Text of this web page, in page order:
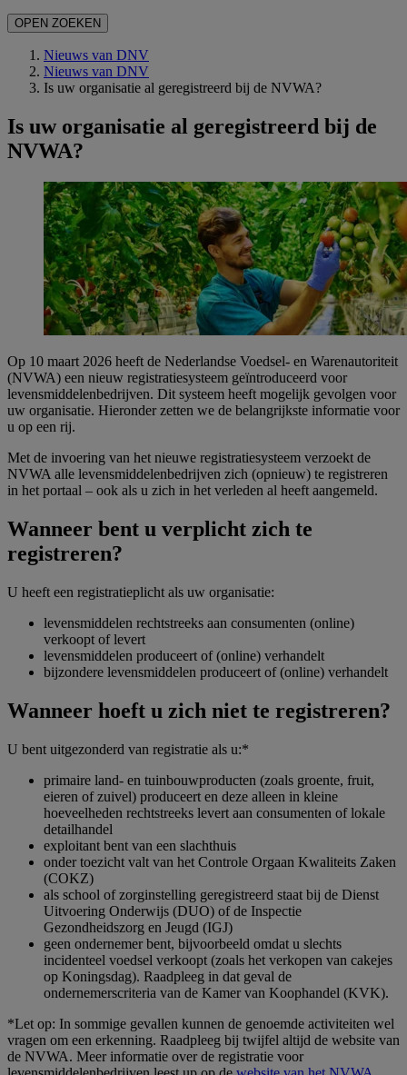
OPEN ZOEKEN
Nieuws van DNV
Nieuws van DNV
Is uw organisatie al geregistreerd bij de NVWA?
Is uw organisatie al geregistreerd bij de
NVWA?
Op 10 maart 2026 heeft de Nederlandse Voedsel- en Warenautoriteit
(NVWA) een nieuw registratiesysteem geïntroduceerd voor
levensmiddelenbedrijven. Dit systeem heeft mogelijk gevolgen voor
uw organisatie. Hieronder zetten we de belangrijkste informatie voor
u op een rij.
Met de invoering van het nieuwe registratiesysteem verzoekt de
NVWA alle levensmiddelenbedrijven zich (opnieuw) te registreren
in het portaal – ook als u zich in het verleden al heeft aangemeld.
Wanneer bent u verplicht zich te
registreren?
U heeft een registratieplicht als uw organisatie:
levensmiddelen rechtstreeks aan consumenten (online)
verkoopt of levert
levensmiddelen produceert of (online) verhandelt
bijzondere levensmiddelen produceert of (online) verhandelt
Wanneer hoeft u zich niet te registreren?
U bent uitgezonderd van registratie als u:*
primaire land- en tuinbouwproducten (zoals groente, fruit,
eieren of zuivel) produceert en deze alleen in kleine
hoeveelheden rechtstreeks levert aan consumenten of lokale
detailhandel
exploitant bent van een slachthuis
onder toezicht valt van het Controle Orgaan Kwaliteits Zaken
(COKZ)
als school of zorginstelling geregistreerd staat bij de Dienst
Uitvoering Onderwijs (DUO) of de Inspectie
Gezondheidszorg en Jeugd (IGJ)
geen ondernemer bent, bijvoorbeeld omdat u slechts
incidenteel voedsel verkoopt (zoals het verkopen van cakejes
op Koningsdag). Raadpleeg in dat geval de
ondernemerscriteria van de Kamer van Koophandel (KVK).
*Let op: In sommige gevallen kunnen de genoemde activiteiten wel
vragen om een erkenning. Raadpleeg bij twijfel altijd de website van
de NVWA. Meer informatie over de registratie voor